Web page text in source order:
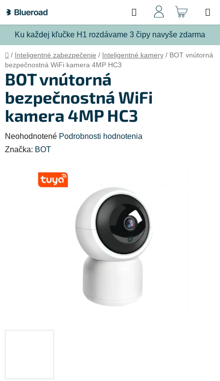
na
obsah
Ku každej kľučke H1 rozdávame 3 čipy navyše zdarma
Hľadať
Domov
/ Inteligentné zabezpečenie / Inteligentné kamery / BOT vnútorná
bezpečnostná WiFi kamera 4MP HC3
BOT vnútorná
bezpečnostná WiFi
kamera 4MP HC3
Priemerné
hodnotenie
Neohodnotené Podrobnosti hodnotenia
Značka: BOT